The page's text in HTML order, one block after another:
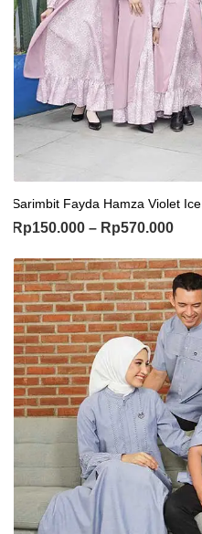
Sarimbit Fayda Hamza Violet Ice
Rp150.000 – Rp570.000